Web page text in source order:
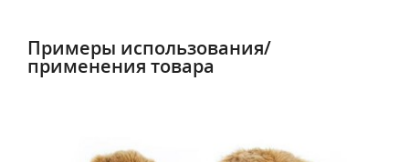
Примеры использования/
применения товара